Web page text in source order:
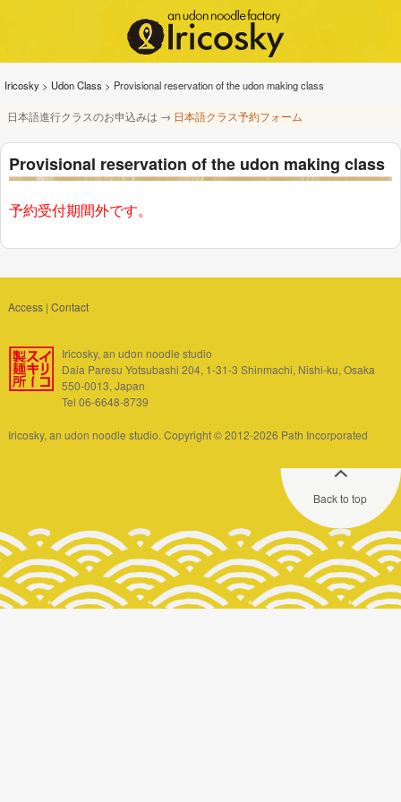
Iricosky > Udon Class > Provisional reservation of the udon making class
日本語進行クラスのお申込みは → 日本語クラス予約フォーム
Provisional reservation of the udon making class
予約受付期間外です。
Access| Contact
Iricosky, an udon noodle studio
Daia Paresu Yotsubashi 204, 1-31-3 Shinmachi, Nishi-ku, Osaka
550-0013, Japan
Tel 06-6648-8739
Iricosky, an udon noodle studio. Copyright © 2012-2026 Path Incorporated
Back to top